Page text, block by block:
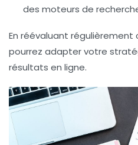
des moteurs de
En réévaluant régulièrement
pourrez adapter votre
résultats en ligne.